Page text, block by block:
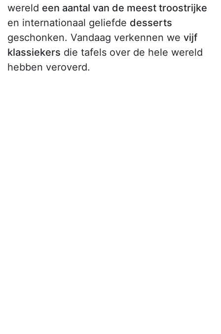
wereld een aantal van de meest troostrijke
en internationaal geliefde desserts
geschonken. Vandaag verkennen we vijf
klassiekers die tafels over de hele wereld
hebben veroverd.